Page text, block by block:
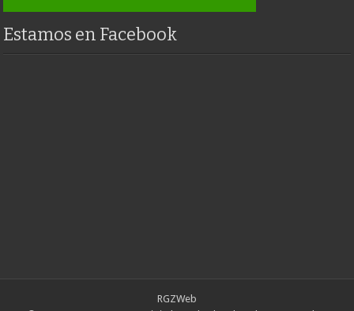
Estamos en Facebook
RGZWeb